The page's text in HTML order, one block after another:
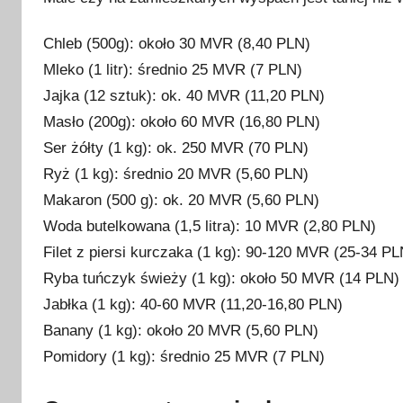
Chleb (500g): około 30 MVR (8,40 PLN)
Mleko (1 litr): średnio 25 MVR (7 PLN)
Jajka (12 sztuk): ok. 40 MVR (11,20 PLN)
Masło (200g): około 60 MVR (16,80 PLN)
Ser żółty (1 kg): ok. 250 MVR (70 PLN)
Ryż (1 kg): średnio 20 MVR (5,60 PLN)
Makaron (500 g): ok. 20 MVR (5,60 PLN)
Woda butelkowana (1,5 litra): 10 MVR (2,80 PLN)
Filet z piersi kurczaka (1 kg): 90-120 MVR (25-34
Ryba tuńczyk świeży (1 kg): około 50 MVR (14 PLN)
Jabłka (1 kg): 40-60 MVR (11,20-16,80 PLN)
Banany (1 kg): około 20 MVR (5,60 PLN)
Pomidory (1 kg): średnio 25 MVR (7 PLN)